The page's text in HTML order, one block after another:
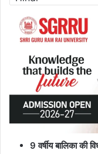
9 वर्षीय बालिका की